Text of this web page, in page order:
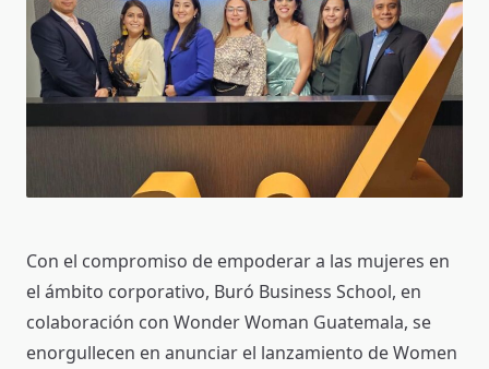
Con el compromiso de empoderar a las mujeres en
el ámbito corporativo, Buró Business School, en
colaboración con Wonder Woman Guatemala, se
enorgullecen en anunciar el lanzamiento de Women